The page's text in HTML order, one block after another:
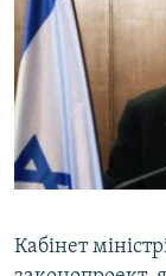
СПЕЦПРОЕКТИ
ДЕПОРТАЦІЯ
ВІДЕОУРОКИ
СВІДЧЕННЯ
УКРАЇНСЬКА
ЯК ОБІЙТИ
Русский
Qırımtatar
Кабінет